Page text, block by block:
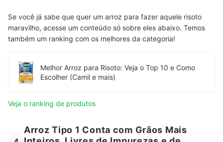
Se você já sabe que quer um arroz para fazer aquele risoto
maravilho, acesse um conteúdo só sobre eles abaixo. Temos
também um ranking com os melhores da categoria!
Melhor Arroz para Risoto: Veja o Top 10 e Como
Escolher (Camil e mais)
Veja o ranking de produtos
Arroz Tipo 1 Conta com Grãos Mais